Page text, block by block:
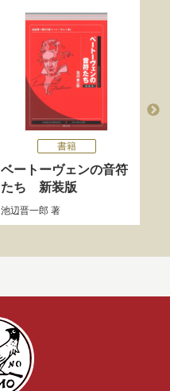
書籍
ベートーヴェンの音符
たち 新装版
池辺晋一郎著